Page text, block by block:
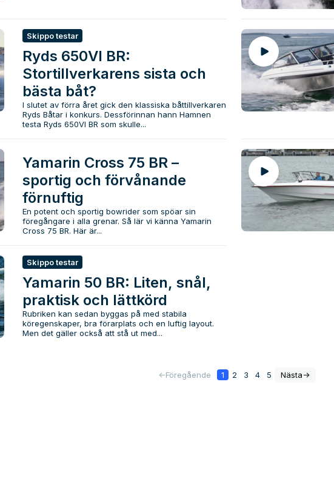
Skippo testar
Ryds 650VI BR:
Stortillverkarens sista och
bästa båt?
I slutet av förra året gick den klassiska båttillverkaren
Ryds Båtar i konkurs. Dessförinnan hann Hamnen
testa Ryds 650VI BR som skulle...
Yamarin Cross 75 BR –
sportig och förvånande
förnuftig
En potent och sportig bowrider som spöar sin
föregångare i alla grenar. Så lär vi känna Yamarin
Cross 75 BR. Här är...
Skippo testar
Yamarin 50 BR: Liten, snål,
praktisk och lättkörd
Rubriken kan sedan byggas på med stabila
köregenskaper, bra förarplats och en luftig layout.
Men det gäller också att stå ut med...
<-Föregående 1 2 3 4 5 Nästa->